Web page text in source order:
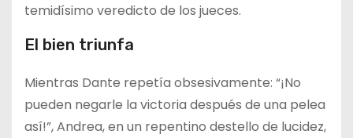
temidísimo veredicto de los jueces.
El bien triunfa
Mientras Dante repetía obsesivamente: “¡No
pueden negarle la victoria después de una pelea
así!”, Andrea, en un repentino destello de lucidez,